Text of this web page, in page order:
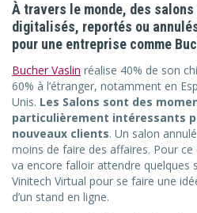
À travers le monde, des
digitalisés, reportés ou
pour une entreprise comme
Bucher Vaslin réalise 40% de son
60% à l’étranger, notamment en
Unis. Les Salons sont des
particulièrement intéressants
nouveaux clients. Un salon
moins de faire des affaires. Pour
va encore falloir attendre quelques
Vinitech Virtual pour se faire une
d’un stand en ligne.